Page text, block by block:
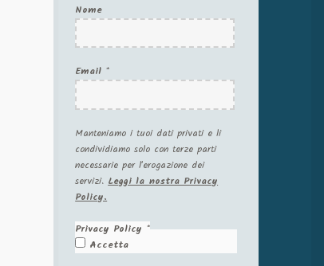
Nome
Email *
Manteniamo i tuoi dati privati e li
condividiamo solo con terze parti
necessarie per l'erogazione dei
servizi.Leggi la nostra Privacy
Policy.
Privacy Policy *
Accetta